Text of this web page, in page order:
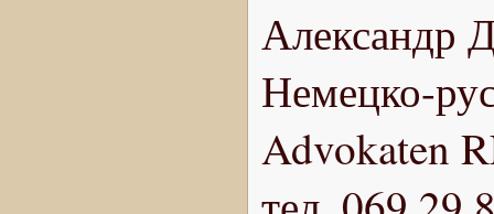
Александр
Немецко-
Advokaten